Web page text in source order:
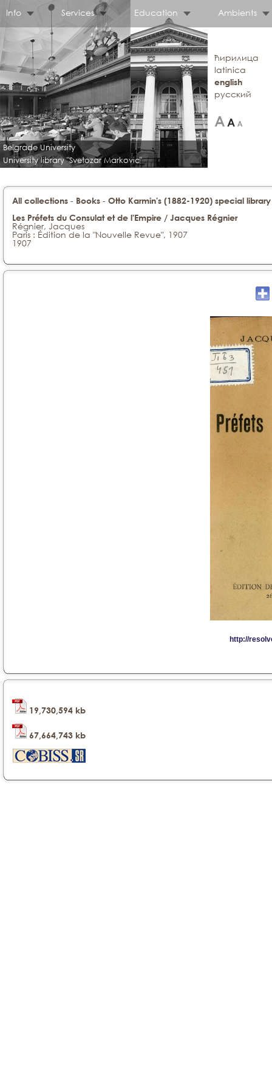
Info Services Education Ambients
Belgrade University
University library "Svetozar Markovic"
ћирилица
latinica
english
русский
All collections - Books - Otto Karmin's (1882-1920) special
Les Préfets du Consulat et de l'Empire / Jacques Régnier
Régnier, Jacques
Paris : Édition de la "Nouvelle Revue", 1907
1907
19,730,594 kb
67,664,743 kb